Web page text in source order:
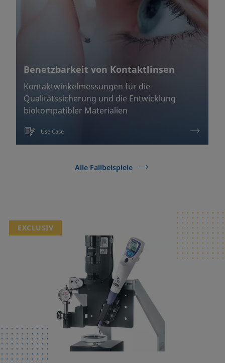
Benetzbarkeit von Kontaktlinsen
Kontaktwinkelmessungen für die
Qualitätssicherung und die Entwicklung
biokompatibler Materialien
Use Case
Alle Fallbeispiele
EXCLUSIV